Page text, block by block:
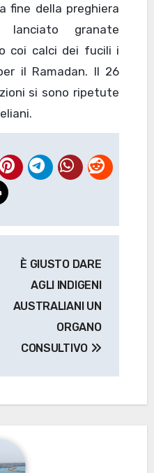
fine della preghiera
lanciato granate
coi calci dei fucili i
il Ramadan. Il 26
si sono ripetute
È GIUSTO DARE
AGLI INDIGENI
AUSTRALIANI UN
ORGANO
CONSULTIVO